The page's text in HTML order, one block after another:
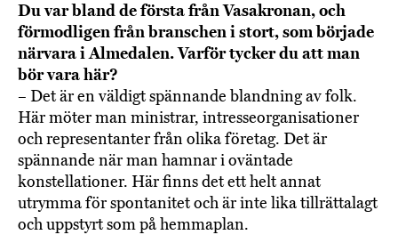
Du var bland de första från Vasakronan, och
förmodligen från branschen i stort, som började
närvara i Almedalen. Varför tycker du att man
bör vara här?
– Det är en väldigt spännande blandning av folk.
Här möter man ministrar, intresseorganisationer
och representanter från olika företag. Det är
spännande när man hamnar i oväntade
konstellationer. Här finns det ett helt annat
utrymma för spontanitet och är inte lika tillrättalagt
och uppstyrt som på hemmaplan.